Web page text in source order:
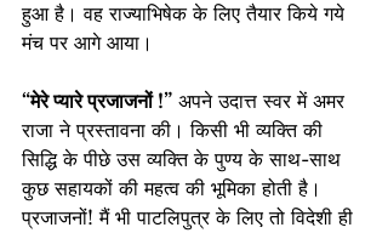
हुआ है। वह राज्याभिषेक के लिए तैयार किये गये
मंच पर आगे आया।
“मेरे प्यारे प्रजाजनों !” अपने उदात्त स्वर में अमर
राजा ने प्रस्तावना की। किसी भी व्यक्ति की
सिद्धि के पीछे उस व्यक्ति के पुण्य के साथ-साथ
कुछ सहायकों की महत्व की भूमिका होती है।
प्रजाजनों! मैं भी पाटलिपुत्र के लिए तो विदेशी ही